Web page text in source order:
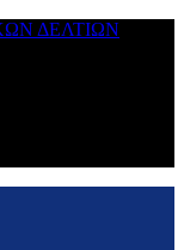
ΔΕΛΤΙΩΝ